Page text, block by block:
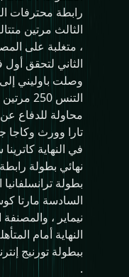
رابطة محترفات
الثالث مرتين
، متغلبة على
الثاني لتحقق أول
وصلت باوليني
التنس
محاولة للدفاع
تارا وورث وكاجا
في النهاية
نهائي بطولة
بطولة
السادسة مارتا
نيماير ،
النهاية أمام
.